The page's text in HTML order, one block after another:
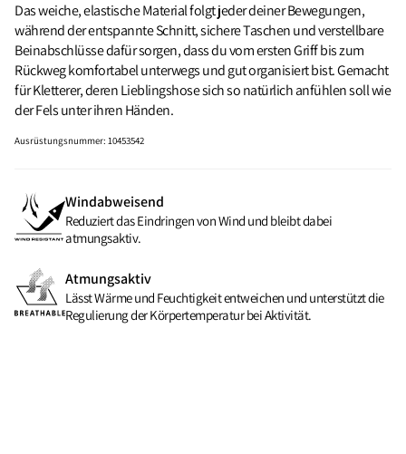
Das weiche, elastische Material folgt jeder deiner Bewegungen,
während der entspannte Schnitt, sichere Taschen und verstellbare
Beinabschlüsse dafür sorgen, dass du vom ersten Griff bis zum
Rückweg komfortabel unterwegs und gut organisiert bist. Gemacht
für Kletterer, deren Lieblingshose sich so natürlich anfühlen soll wie
der Fels unter ihren Händen.
Ausrüstungsnummer:10453542
Windabweisend
Reduziert das Eindringen von Wind und bleibt dabei
atmungsaktiv.
Atmungsaktiv
Lässt Wärme und Feuchtigkeit entweichen und unterstützt die
Regulierung der Körpertemperatur bei Aktivität.